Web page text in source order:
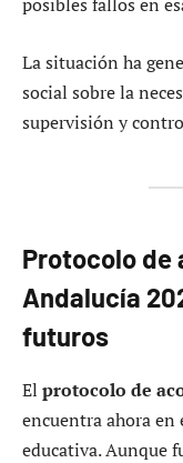
La situación ha
social sobre la
supervisión y
Protocolo de
Andalucía
futuros
El protocolo de
encuentra ahora
educativa. Aunque